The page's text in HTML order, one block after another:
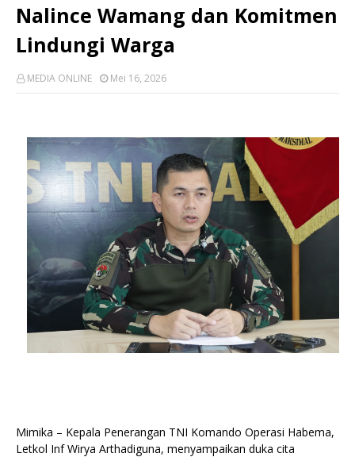
Nalince Wamang dan Komitmen
Lindungi Warga
MEDIA ONLINE Mei 16, 2026
Mimika – Kepala Penerangan TNI Komando Operasi Habema,
Letkol Inf Wirya Arthadiguna, menyampaikan duka cita